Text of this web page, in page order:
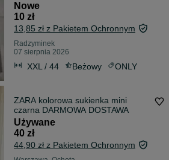
Nowe
10 zł
13,85 zł z Pakietem Ochronnym
Radzyminek
07 sierpnia 2026
XXL / 44 Beżowy ONLY
ZARA kolorowa sukienka mini
czarna DARMOWA DOSTAWA
Używane
40 zł
44,90 zł z Pakietem Ochronnym